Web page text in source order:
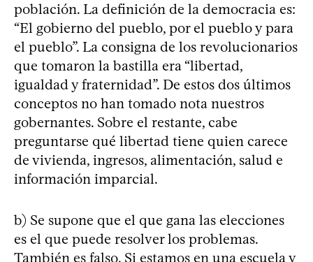
población. La definición de la democracia es:
“El gobierno del pueblo, por el pueblo y para
el pueblo”. La consigna de los revolucionarios
que tomaron la bastilla era “libertad,
igualdad y fraternidad”. De estos dos últimos
conceptos no han tomado nota nuestros
gobernantes. Sobre el restante, cabe
preguntarse qué libertad tiene quien carece
de vivienda, ingresos, alimentación, salud e
información imparcial.
b) Se supone que el que gana las elecciones
es el que puede resolver los problemas.
También es falso. Si estamos en una escuela y